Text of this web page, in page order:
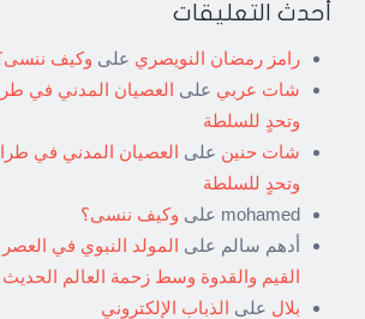
أحدث التعليقات
رامز رمضان النويصري على وكيف
شات عربي على العصيان المدني في
وتحدٍ للسلطة
شات حنين على العصيان المدني في
وتحدٍ للسلطة
mohamed على وكيف ننسى؟
أدهم سالم على المولد النبوي في
القيم والقدوة وسط زحمة العالم الحديث
بلال على الذباب الإلكتروني